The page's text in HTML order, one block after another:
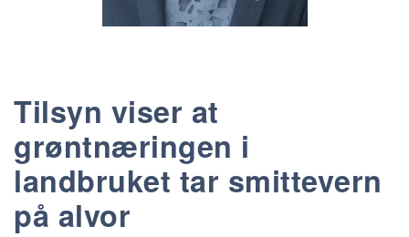
Tilsyn viser at
grøntnæringen i
landbruket tar smittevern
på alvor